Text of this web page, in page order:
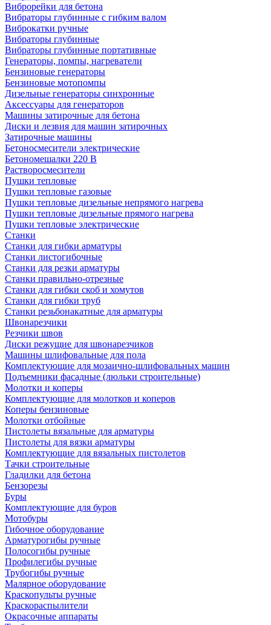
Виброрейки для бетона
Вибраторы глубинные с гибким валом
Виброкатки ручные
Вибраторы глубинные
Вибраторы глубинные портативные
Генераторы, помпы, нагреватели
Бензиновые генераторы
Бензиновые мотопомпы
Дизельные генераторы синхронные
Аксессуары для генераторов
Машины затирочные для бетона
Диски и лезвия для машин затирочных
Затирочные машины
Бетоносмесители электрические
Бетономешалки 220 В
Растворосмесители
Пушки тепловые
Пушки тепловые газовые
Пушки тепловые дизельные непрямого нагрева
Пушки тепловые дизельные прямого нагрева
Пушки тепловые электрические
Станки
Станки для гибки арматуры
Станки листогибочные
Станки для резки арматуры
Станки правильно-отрезные
Станки для гибки скоб и хомутов
Станки для гибки труб
Станки резьбонакатные для арматуры
Швонарезчики
Резчики швов
Диски режущие для швонарезчиков
Машины шлифовальные для пола
Комплектующие для мозаично-шлифовальных машин
Подъемники фасадные (люльки строительные)
Молотки и коперы
Комплектующие для молотков и коперов
Коперы бензиновые
Молотки отбойные
Пистолеты вязальные для арматуры
Пистолеты для вязки арматуры
Комплектующие для вязальных пистолетов
Тачки строительные
Гладилки для бетона
Бензорезы
Буры
Комплектующие для буров
Мотобуры
Гибочное оборудование
Арматурогибы ручные
Полосогибы ручные
Профилегибы ручные
Трубогибы ручные
Малярное оборудование
Краскопульты ручные
Краскораспылители
Окрасочные аппараты